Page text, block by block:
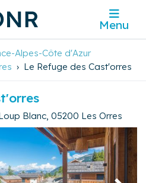
Menu
Alpes-Côte d'Azur
Le Refuge des Cast'orres
Blanc 05200 Les Orres